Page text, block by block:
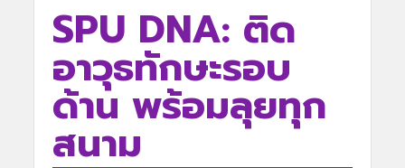
SPU DNA: ติด
อาวุธทักษะรอบ
ด้าน พร้อมลุยทุก
สนาม